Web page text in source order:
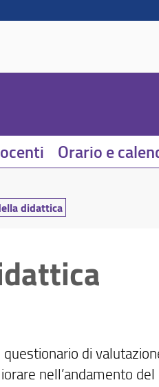
Orario e
didattica
di
nell’andamento del